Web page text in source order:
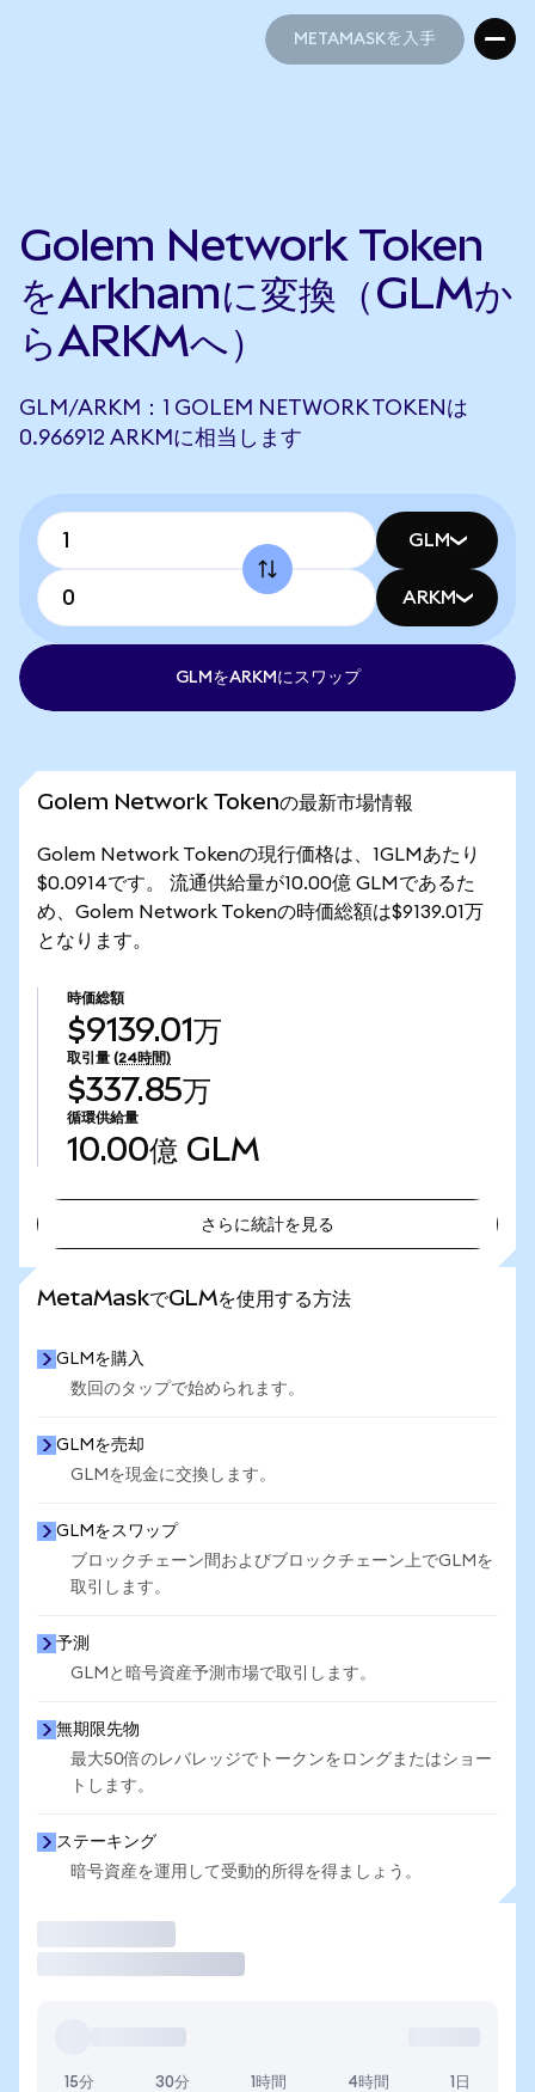
METAMASKを入手
Golem Network Token
をArkhamに変換（GLMか
らARKMへ）
GLM/ARKM：1 GOLEM NETWORK TOKENは
0.966912 ARKMに相当します
GLM
ARKM
GLMをARKMにスワップ
Golem Network Tokenの最新市場情報
Golem Network Tokenの現行価格は、1GLMあたり
$0.0914です。 流通供給量が10.00億 GLMであるた
め、Golem Network Tokenの時価総額は$9139.01万
となります。
時価総額
$9139.01万
取引量 (24時間)
$337.85万
循環供給量
10.00億 GLM
さらに統計を見る
MetaMaskでGLMを使用する方法
GLMを購入
数回のタップで始められます。
GLMを売却
GLMを現金に交換します。
GLMをスワップ
ブロックチェーン間およびブロックチェーン上でGLMを
取引します。
予測
GLMと暗号資産予測市場で取引します。
無期限先物
最大50倍のレバレッジでトークンをロングまたはショー
トします。
ステーキング
暗号資産を運用して受動的所得を得ましょう。
15分 30分 1時間 4時間 1日